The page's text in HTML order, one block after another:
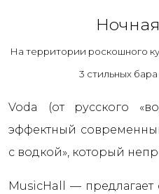
На территории роскошного
3 стильных бара
Voda (от русского
эффектный
с водкой», который
MusicHall —